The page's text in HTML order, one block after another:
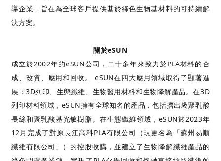
導企業，旨在為全球客戶提供基於綠色生物基材料的可持續解
決方案。
關於eSUN
成立於2002年的eSUN公司，二十多年來致力於PLA材料的合
成、改質、應用和回收。 eSUN在四大應用領域取得了顯著進
展：3D列印、生態纖維、生物醫用材料和生物降解產品。在3D
列印材料領域，eSUN擁有全球知名的產品，包括擠出級聚乳酸
長絲和聚乳酸基光敏樹脂。在生態纖維領域，eSUN於2023年
12月完成了對原長江高科PLA有限公司（現更名為「蘇州易順
纖維有限公司」）的控股收購，並建立了生物降解纖維產品的